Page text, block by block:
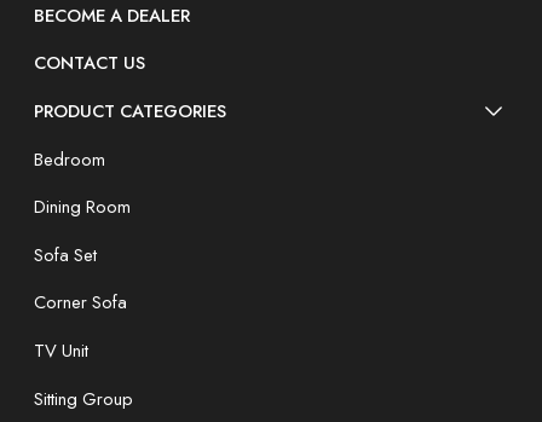
BECOME A DEALER
CONTACT US
PRODUCT CATEGORIES
Bedroom
Dining Room
Sofa Set
Corner Sofa
TV Unit
Sitting Group